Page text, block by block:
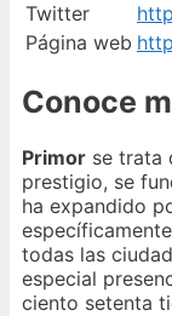
Twitter
Página web
Conoce
Primor se trata
prestigio, se
ha expandido
todas las
especial
ciento setenta